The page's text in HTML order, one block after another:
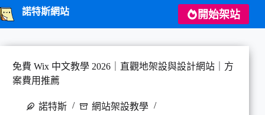
跳
至
諾特斯網站 開始架站
免費 Wix 中文教學 2026｜直觀地架設與設計網站｜方
案費用推薦
諾特斯
網站架設教學